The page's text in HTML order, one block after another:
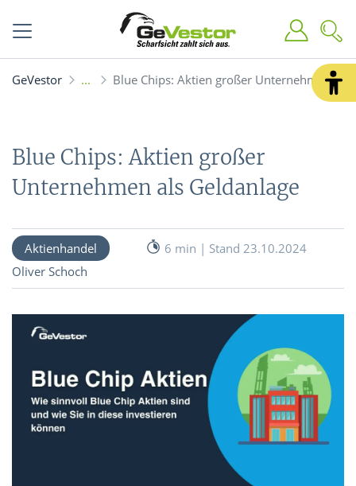
GeVestor Blue Chips: Aktien großer Unternehmen als
Blue Chips: Aktien großer
Unternehmen als Geldanlage
Aktienhandel
6 min | Stand 23.10.2024
Oliver Schoch